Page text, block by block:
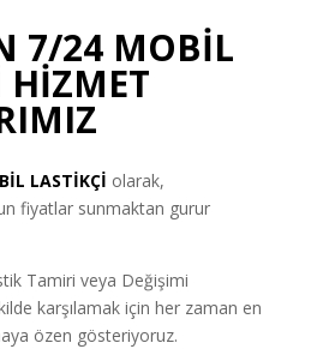
7/24 MOBİL
HİZMET
LASTİKÇİ olarak,
fiyatlar sunmaktan gurur
Tamiri veya Değişimi
karşılamak için her zaman en
özen gösteriyoruz.